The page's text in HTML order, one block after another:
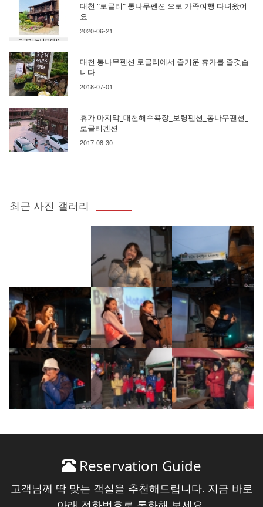
대천 "로글리" 통나무펜션 으로 가족여행 다녀왔어
요
2020-06-21
대천 통나무펜션 로글리에서 즐거운 휴가를 즐겻습
니다
2018-07-01
휴가 마지막_대천해수욕장_보령펜션_통나무팬션_
로글리펜션
2017-08-30
최근 사진 갤러리
Reservation Guide
고객님께 딱 맞는 객실을 추천해드립니다. 지금 바로